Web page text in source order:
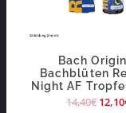
Bach
Bachblüten
Night AF
14,40€ 12,10